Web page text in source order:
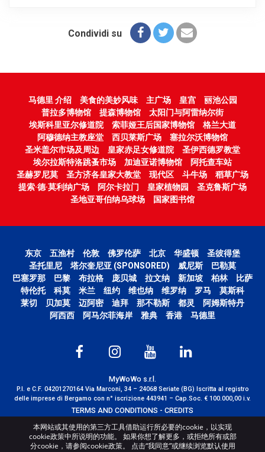
Condividi su
马德里 介绍 美食的美妙风味 主广场 皇宫
丽池公园
普拉多博物馆
提森博物馆
太阳门与阿雷纳尔街
埃斯科里亚尔修道院
索菲娅王后国家博物馆
格兰大道
阿穆德纳主教座堂
西贝莱斯广场
塞拉尔沃博物馆
圣米盖尔市场及周边
皇家赤足女修道院
圣伊西德罗教堂
埃尔拉斯特洛跳蚤市场
加迪亚诺博物馆
阿托查车站
圣赫罗尼莫
圣方济各皇家大教堂 现代区 斗牛场
稻草广场
提索·德·莫利纳广场
阿尔卡拉门 皇家植物园
圣克鲁斯广场
圣地亚哥伯纳乌球场
国家图书馆
东京 五渔村 伦敦 佛罗伦萨 北京 华盛顿
圣彼得堡
圣托里尼
塔尔奎尼亚 (SPONSORED) 威尼斯
巴勒莫
巴塞罗那
巴黎 布拉格 庞贝城 拉文纳 新加坡 柏林
比萨
特伦托
科莫 米兰 纽约 维也纳 维罗纳 罗马
莫斯科
莱切
贝加莫 迈阿密 迪拜 那不勒斯 都灵
阿姆斯特丹
阿西西
阿马尔菲海岸 雅典 香港 马德里
MyWoWo s.r.l.
P.I. e C.F. 04201270164 Via Marconi, 34 – 24068 Seriate (BG) Iscritta al registro
delle imprese di Bergamo con n° iscrizione 443941 – Cap.Soc. € 100.000,00 i.v.
TERMS AND CONDITIONS - CREDITS
本网站或其使用的第三方工具借助运行所必要的cookie，以实现
cookie政策中所说明的功能。 如果你想了解更多，或拒绝所有或部
分cookie，请参阅cookie政策。 点击“我同意”或继续浏览默认使用